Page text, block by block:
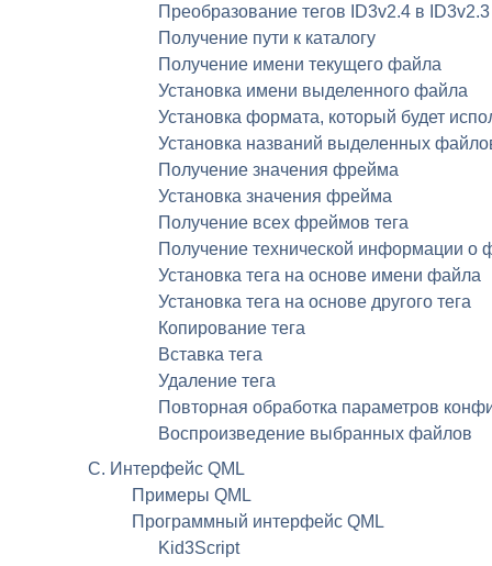
Преобразование тегов ID3v2.4 в ID3v2.3
Получение пути к каталогу
Получение имени текущего файла
Установка имени выделенного файла
Установка формата, который будет
Установка названий выделенных
Получение значения фрейма
Установка значения фрейма
Получение всех фреймов тега
Получение технической информации о
Установка тега на основе имени файла
Установка тега на основе другого тега
Копирование тега
Вставка тега
Удаление тега
Повторная обработка параметров
Воспроизведение выбранных файлов
C. Интерфейс QML
Примеры QML
Программный интерфейс QML
Kid3Script